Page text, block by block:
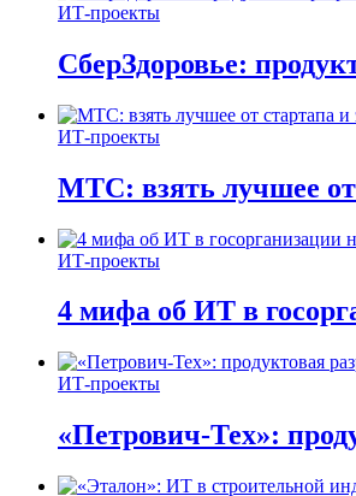
ИТ-проекты
СберЗдоровье:
ИТ-проекты
МТС: взять лучшее от
ИТ-проекты
4 мифа об ИТ в
ИТ-проекты
«Петрович-Тех»: